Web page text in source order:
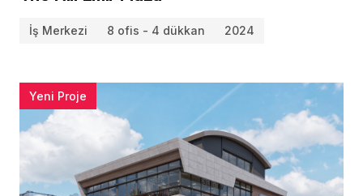
İş Merkezi 8 ofis - 4 dükkan 2024
Yeni Proje